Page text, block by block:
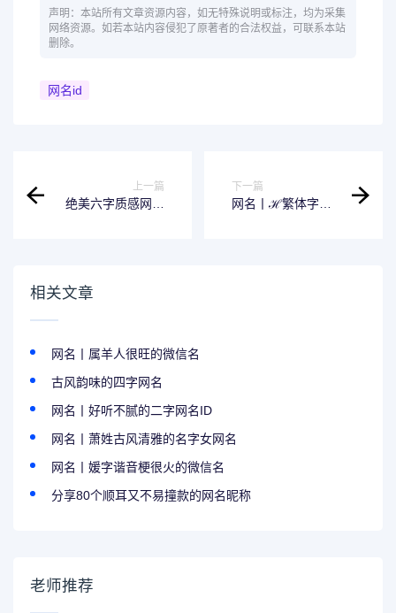
声明：本站所有文章资源内容，如无特殊说明或标注，均为采集
网络资源。如若本站内容侵犯了原著者的合法权益，可联系本站
删除。
网名id
上一篇
绝美六字质感网名
下一篇
网名丨ℋ繁体字网
相关文章
网名丨属羊人很旺的微信名
古风韵味的四字网名
网名丨好听不腻的二字网名ID
网名丨萧姓古风清雅的名字女网名
网名丨媛字谐音梗很火的微信名
分享80个顺耳又不易撞款的网名昵称
老师推荐